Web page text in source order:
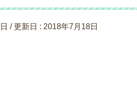
/ 更新日 : 2018年7月18日